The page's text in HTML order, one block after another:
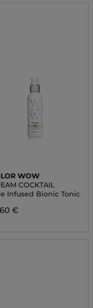
WOW
COCKTAIL
Infused Bionic Tonic
€